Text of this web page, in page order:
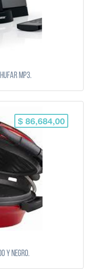
mp3.
$ 86,684,00
y negro.